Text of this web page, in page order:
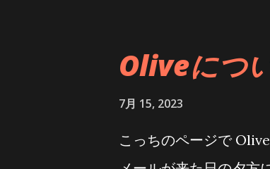
せて、対処法を案内
サイトに対処法っぽい
2．タスク管理ボタン
どこかのページにジェ
ならねーんだよ 右下
Oliveにつ
7月 15, 2023
こっちのページで